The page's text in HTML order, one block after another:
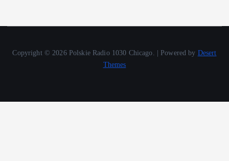
Copyright © 2026 Polskie Radio 1030 Chicago. | Powered by Desert
Themes